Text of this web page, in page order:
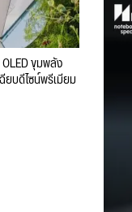
ขุมพลัง
ยบดีไซน์พรีเมียม